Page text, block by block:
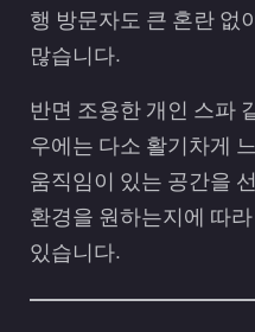
행 방문자도 큰 혼란 없
많습니다.
반면 조용한 개인 스파
우에는 다소 활기차게
움직임이 있는 공간을
환경을 원하는지에 따
있습니다.